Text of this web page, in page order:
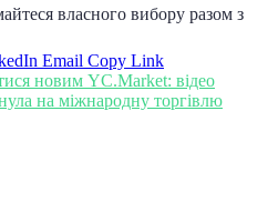
власного вибору разом з
Email Copy Link
новим YC.Market: відео
на міжнародну торгівлю